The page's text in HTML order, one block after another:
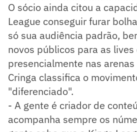
O sócio ainda citou a
League conseguir furar
só sua audiência padrão,
novos públicos para as lives
presencialmente nas
Cringa classifica o
"diferenciado".
- A gente é criador de
acompanha sempre os